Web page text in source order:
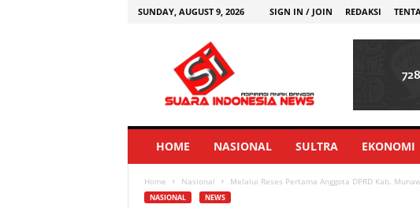
SUNDAY, AUGUST 9, 2026 SIGN IN / JOIN REDAKSI
HOME NASIONAL SULTRA EKONOMI
Home Nasional Melalui Reses Pertama Anggota DPRD Kab.
NASIONAL NEWS